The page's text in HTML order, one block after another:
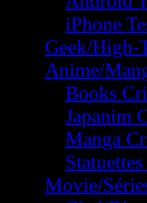
iPhone
Geek/High-
Anime/
Books
Japanim
Manga
Movie/